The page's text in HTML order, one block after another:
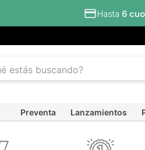
Hasta 6
Preventa Lanzamientos